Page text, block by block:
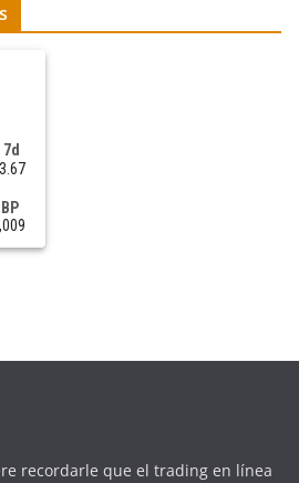
7d
3.67
recordarle que el trading en línea